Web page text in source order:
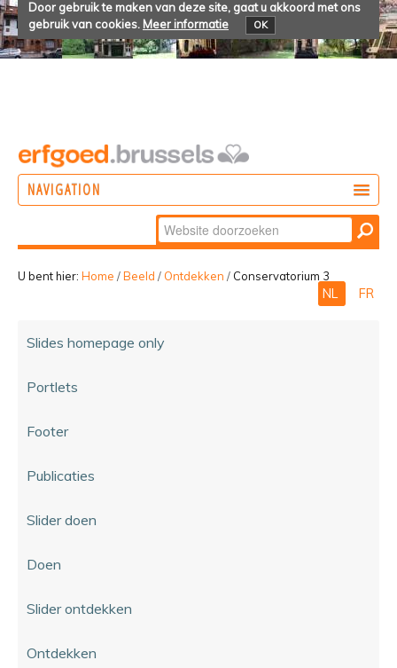
Door gebruik te maken van deze site, gaat u akkoord met ons
gebruik van cookies. Meer informatie OK
NAVIGATION
Zoek
Geavanceerd
zoeken...
U bent hier: Home /Beeld / Ontdekken / Conservatorium 3
NL FR
Slides homepage only
Portlets
Footer
Publicaties
Slider doen
Doen
Slider ontdekken
Ontdekken